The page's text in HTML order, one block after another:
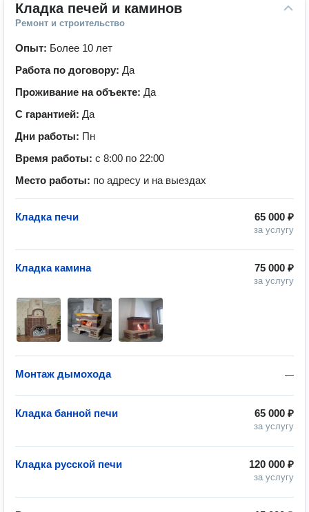
Кладка печей и каминов
Ремонт и строительство
Опыт: Более 10 лет
Работа по договору: Да
Проживание на объекте: Да
С гарантией: Да
Дни работы: Пн
Время работы: с 8:00 по 22:00
Место работы: по адресу и на выездах
65 000 ₽
за услугу
Кладка печи
75 000 ₽
за услугу
Кладка камина
—
Монтаж дымохода
65 000 ₽
за услугу
Кладка банной печи
120 000 ₽
за услугу
Кладка русской печи